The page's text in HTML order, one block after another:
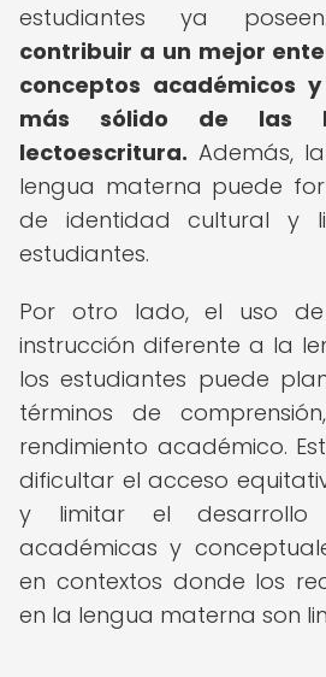
estudiantes ya
contribuir a un mejor
conceptos académicos
más sólido de las
lectoescritura. Además,
lengua materna puede
de identidad cultural y
estudiantes.
Por otro lado, el uso
instrucción diferente a la
los estudiantes puede
términos de
rendimiento académico.
dificultar el acceso
y limitar el desarrollo
académicas y
en contextos donde los
en la lengua materna son